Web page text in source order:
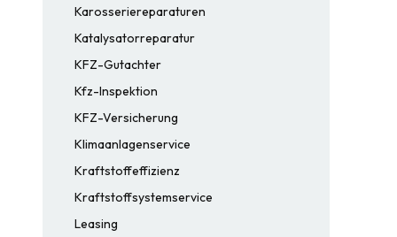
Karosseriereparaturen
Katalysatorreparatur
KFZ-Gutachter
Kfz-Inspektion
KFZ-Versicherung
Klimaanlagenservice
Kraftstoffeffizienz
Kraftstoffsystemservice
Leasing